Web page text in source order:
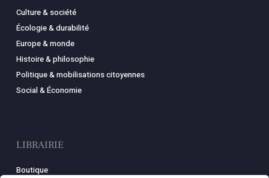
Culture & société
Écologie & durabilité
Europe & monde
Histoire & philosophie
Politique & mobilisations citoyennes
Social & Économie
LIBRAIRIE
Boutique